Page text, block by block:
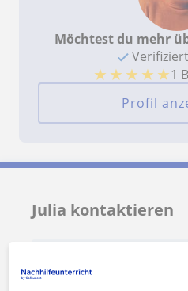
Möchtest du mehr
★ ★ ★ ★ ★1
Profil
Julia kontaktieren